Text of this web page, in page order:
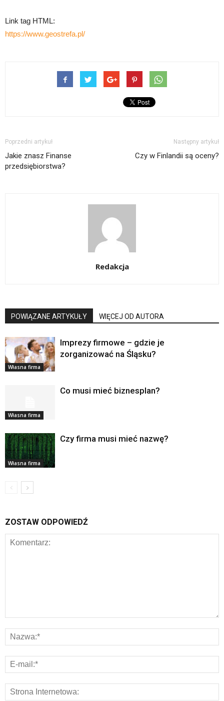
Link tag HTML:
https://www.geostrefa.pl/
Poprzedni artykuł
Jakie znasz Finanse
przedsiębiorstwa?
Następny artykuł
Czy w Finlandii są oceny?
Redakcja
POWIĄZANE ARTYKUŁY WIĘCEJ OD AUTORA
Własna firma
Imprezy firmowe – gdzie je
zorganizować na Śląsku?
Własna firma
Co musi mieć biznesplan?
Własna firma
Czy firma musi mieć nazwę?
ZOSTAW ODPOWIEDŹ